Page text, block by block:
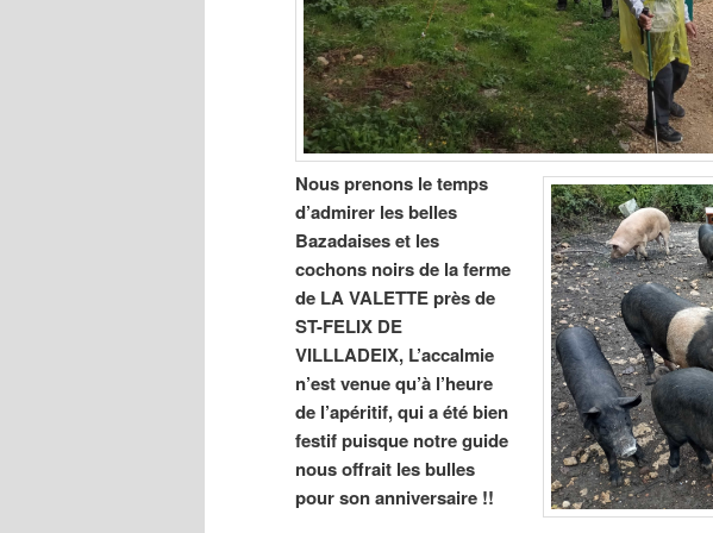
Nous prenons le temps
d’admirer les belles
Bazadaises et les
cochons noirs de la ferme
de LA VALETTE près de
ST-FELIX DE
VILLLADEIX, L’accalmie
n’est venue qu’à l’heure
de l’apéritif, qui a été bien
festif puisque notre guide
nous offrait les bulles
pour son anniversaire !!